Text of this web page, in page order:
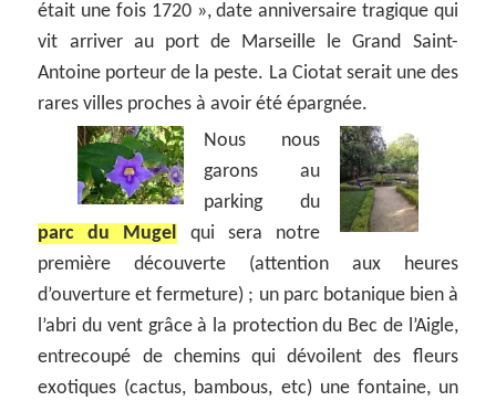
était une fois 1720 », date anniversaire tragique qui
vit arriver au port de Marseille le Grand Saint-
Antoine porteur de la peste. La Ciotat serait une des
rares villes proches à avoir été épargnée.
Nous nous
garons au
parking du
parc du Mugel qui sera notre
première découverte (attention aux heures
d’ouverture et fermeture) ; un parc botanique bien à
l’abri du vent grâce à la protection du Bec de l’Aigle,
entrecoupé de chemins qui dévoilent des fleurs
exotiques (cactus, bambous, etc) une fontaine, un